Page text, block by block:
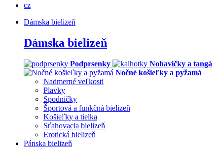
cz
Dámska bielizeň
Dámska bielizeň
Podprsenky
Nohavičky a tangá
Nočné košieľky a pyžamá
Nadmerné veľkosti
Plavky
Spodničky
Športová a funkčná bielizeň
Košieľky a tielka
Sťahovacia bielizeň
Erotická bielizeň
Pánska bielizeň